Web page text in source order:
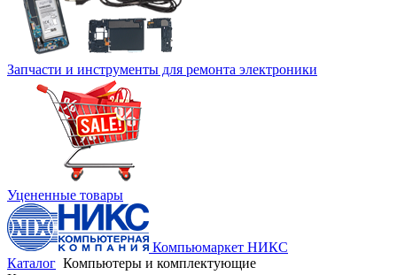
Запчасти и инструменты для ремонта электроники
Уцененные товары
Компьюмаркет НИКС
Каталог Компьютеры и комплектующие